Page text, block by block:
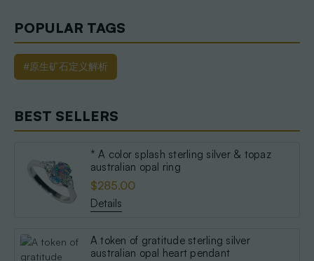
POPULAR TAGS
#原生矿石定义解析
BEST SELLERS
* A color splash sterling silver & topaz
australian opal ring
$285.00
Details
A token of gratitude sterling silver
australian opal heart pendant